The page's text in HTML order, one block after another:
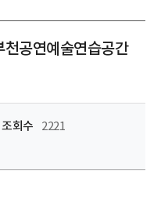
공연예술연습공간
조회수
2221